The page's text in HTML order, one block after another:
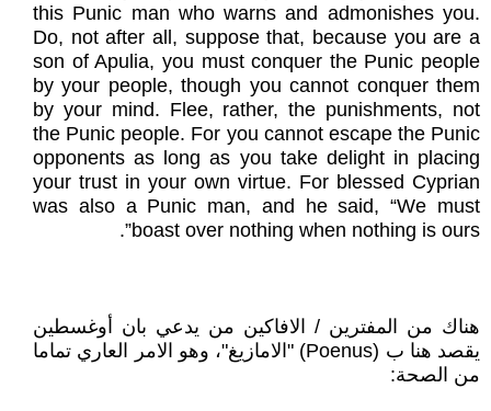
this Punic man who warns and admonishes you.
Do, not after all, suppose that, because you are a
son of Apulia, you must conquer the Punic people
by your people, though you cannot conquer them
by your mind. Flee, rather, the punishments, not
the Punic people. For you cannot escape the Punic
opponents as long as you take delight in placing
your trust in your own virtue. For blessed Cyprian
was also a Punic man, and he said, “We must
boast over nothing when nothing is ours”.
هناك من المفترين / الافاكين من يدعي بان أوغسطين
يقصد هنا ب (Poenus) "الامازيغ"، وهو الامر العاري تماما
من الصحة: